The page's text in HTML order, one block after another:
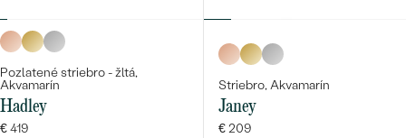
Pozlatené striebro - žltá,
Akvamarín
Hadley
€ 419
Striebro, Akvamarín
Janey
€ 209